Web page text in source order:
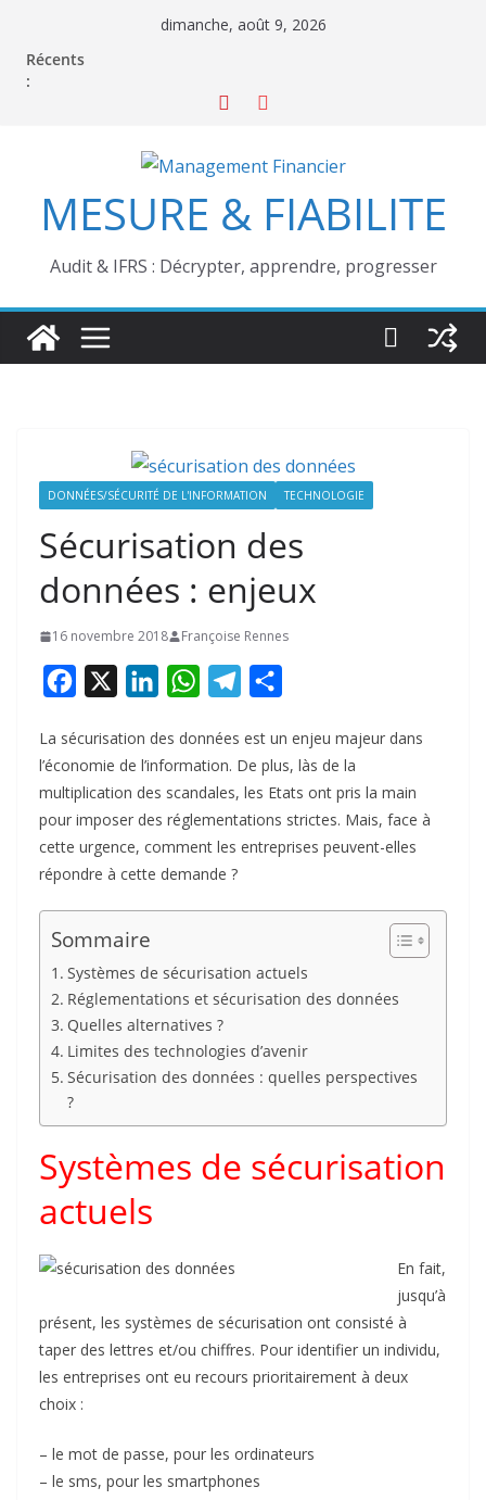
contenu
dimanche, août 9, 2026
Récents
:
MESURE & FIABILITE
Audit & IFRS : Décrypter, apprendre, progresser
DONNÉES/SÉCURITÉ DE L'INFORMATION TECHNOLOGIE
Sécurisation des
données : enjeux
16 novembre 2018 Françoise Rennes
c
e
b
o
o
k
n
k
e
d
I
n
W
a
t
s
A
p
p
l
e
g
r
m
r
t
a
g
r
La sécurisation des données est un enjeu majeur dans
l’économie de l’information. De plus, làs de la
multiplication des scandales, les Etats ont pris la main
pour imposer des réglementations strictes. Mais, face à
cette urgence, comment les entreprises peuvent-elles
répondre à cette demande ?
Sommaire
Systèmes de sécurisation actuels
Réglementations et sécurisation des données
Quelles alternatives ?
Limites des technologies d’avenir
Sécurisation des données : quelles perspectives
?
Systèmes de sécurisation
actuels
En fait,
jusqu’à
présent, les systèmes de sécurisation ont consisté à
taper des lettres et/ou chiffres. Pour identifier un individu,
les entreprises ont eu recours prioritairement à deux
choix :
– le mot de passe, pour les ordinateurs
– le sms, pour les smartphones